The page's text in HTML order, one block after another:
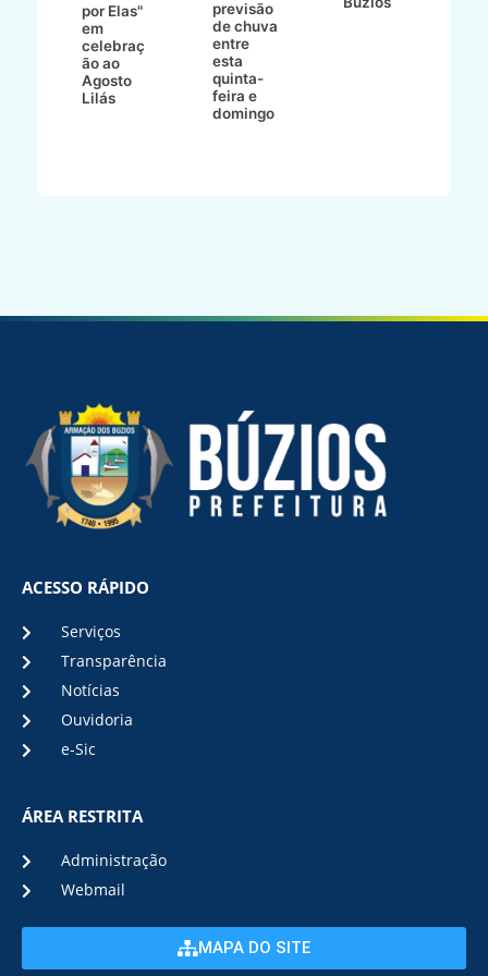
por Elas"
em
celebraç
ão ao
Agosto
Lilás
previsão
de chuva
entre
esta
quinta-
feira e
domingo
ACESSO RÁPIDO
Serviços
Transparência
Notícias
Ouvidoria
e-Sic
ÁREA RESTRITA
Administração
Webmail
MAPA DO SITE